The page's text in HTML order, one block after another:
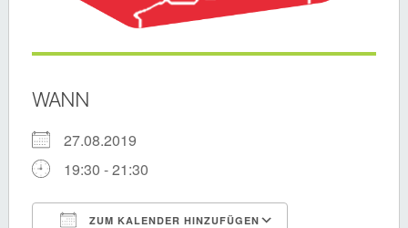
WANN
27.08.2019
19:30 - 21:30
ZUM KALENDER HINZUFÜGEN